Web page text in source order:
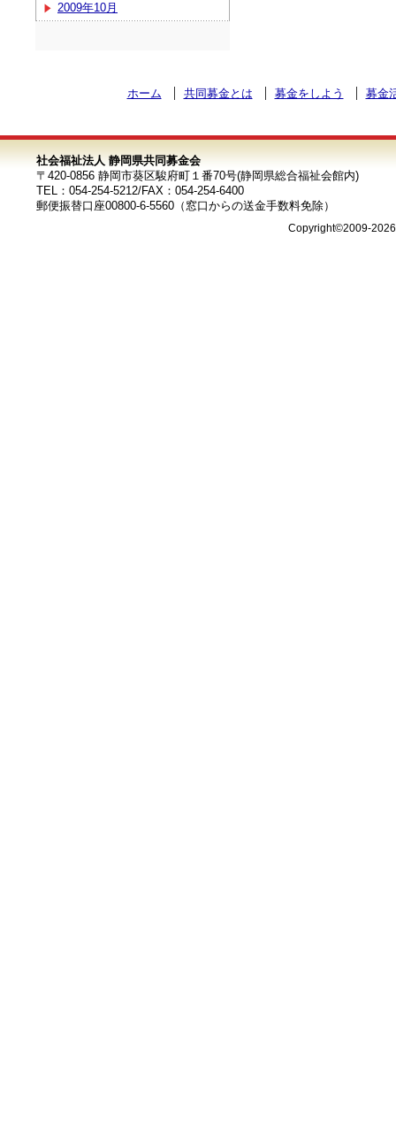
2009年10月
ホーム 共同募金とは 募金をしよう 募金
社会福祉法人 静岡県共同募金会
〒420-0856 静岡市葵区駿府町１番70号(静岡県総合福祉会館内)
TEL：054-254-5212/FAX：054-254-6400
郵便振替口座00800-6-5560（窓口からの送金手数料免除）
Copyright©2009-